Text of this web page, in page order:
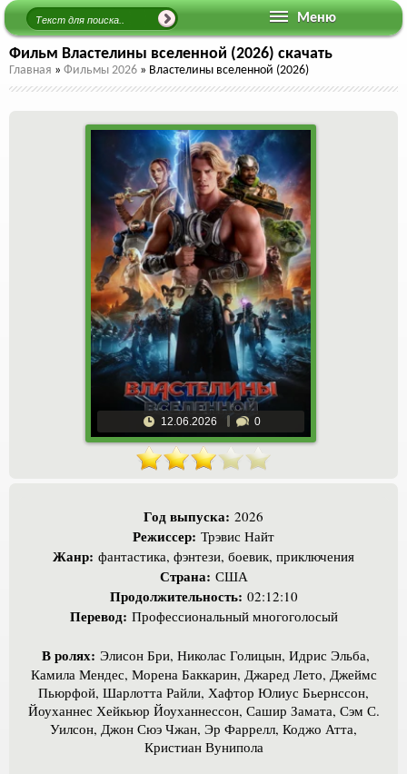
Меню
Фильм Властелины вселенной (2026) скачать
Главная » Фильмы 2026 » Властелины вселенной (2026)
12.06.2026 0
Год выпуска: 2026
Режиссер: Трэвис Найт
Жанр: фантастика, фэнтези, боевик, приключения
Страна: США
Продолжительность: 02:12:10
Перевод: Профессиональный многоголосый
В ролях: Элисон Бри, Николас Голицын, Идрис Эльба,
Камила Мендес, Морена Баккарин, Джаред Лето, Джеймс
Пьюрфой, Шарлотта Райли, Хафтор Юлиус Бьернссон,
Йоуханнес Хейкьюр Йоуханнессон, Сашир Замата, Сэм С.
Уилсон, Джон Сюэ Чжан, Эр Фаррелл, Коджо Атта,
Кристиан Вунипола